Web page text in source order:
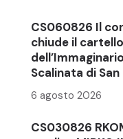
CS060826 Il
chiude il
Scalinata di
6 agosto 2026
CS030826